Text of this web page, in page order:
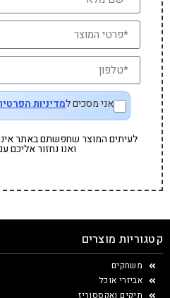
אני מסכים למדיניות
לעיתים המוצר שחפשתם באתר
ואנו נחזור אליכם
קטגוריות מוצרים
משחקים
אביזרי אוכל
תיקים ואקססוריז